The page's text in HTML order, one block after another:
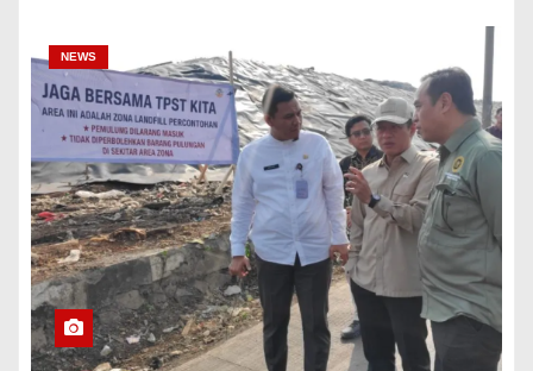
NEWS